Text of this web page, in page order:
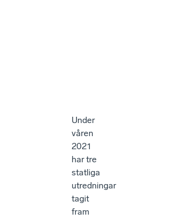
Under
våren
2021
har tre
statliga
utredningar
tagit
fram